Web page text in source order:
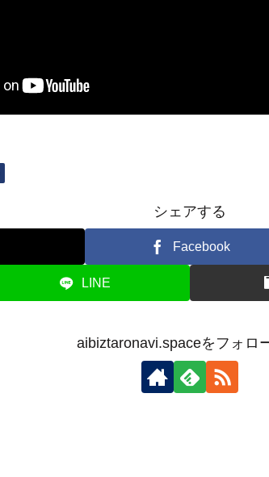
シェアする
Facebook
LINE
aibiztaronavi.spaceをフォロ